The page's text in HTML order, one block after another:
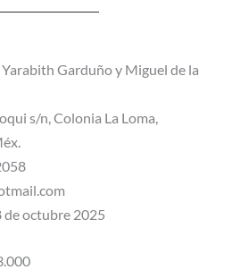
Garduño y Miguel de la
s/n, Colonia La Loma,
de octubre 2025